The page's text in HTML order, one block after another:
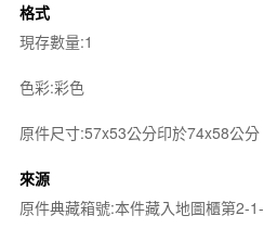
格式
現存數量:1
色彩:彩色
原件尺寸:57x53公分印於74x58公分
來源
原件典藏箱號:本件藏入地圖櫃第2-